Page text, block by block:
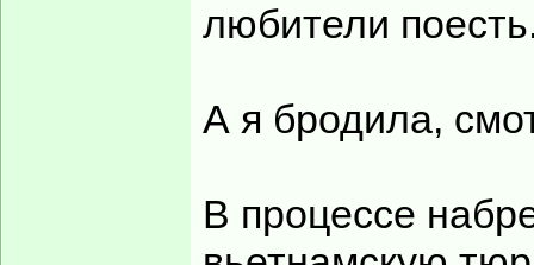
любители
А я бродила,
В процессе